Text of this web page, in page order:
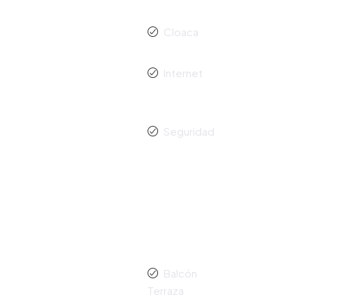
Cloaca
Internet
Seguridad
Balcón
Terraza